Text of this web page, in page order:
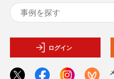
ログイン